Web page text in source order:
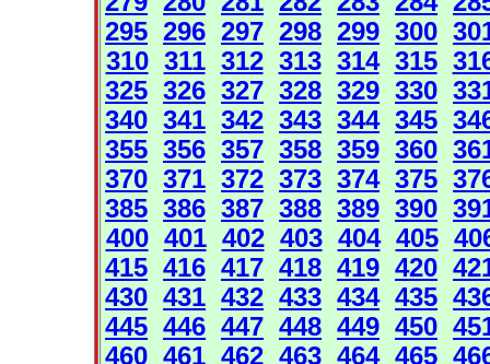
295 296 297 298 299 300
310 311 312 313 314 315
325 326 327 328 329 330
340 341 342 343 344 345
355 356 357 358 359 360
370 371 372 373 374 375
385 386 387 388 389 390
400 401 402 403 404 405
415 416 417 418 419 420
430 431 432 433 434 435
445 446 447 448 449 450
460 461 462 463 464 465